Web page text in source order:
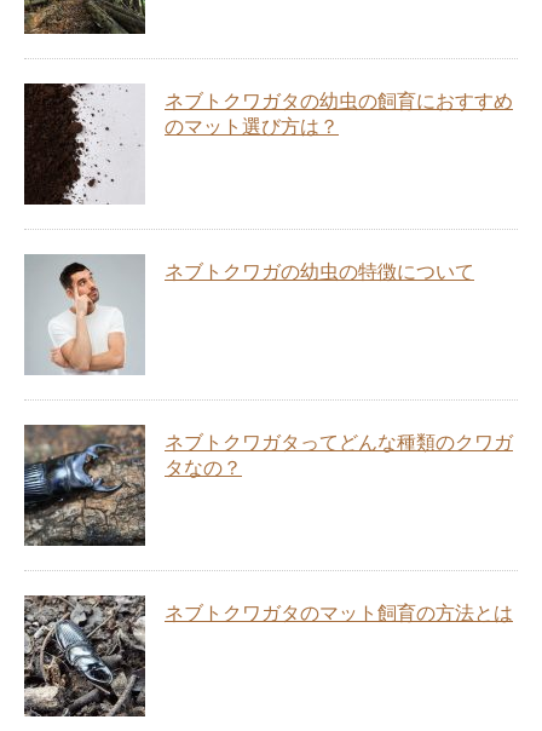
ネブトクワガタの幼虫の飼育におすすめ
のマット選び方は？
ネブトクワガの幼虫の特徴について
ネブトクワガタってどんな種類のクワガ
タなの？
ネブトクワガタのマット飼育の方法とは